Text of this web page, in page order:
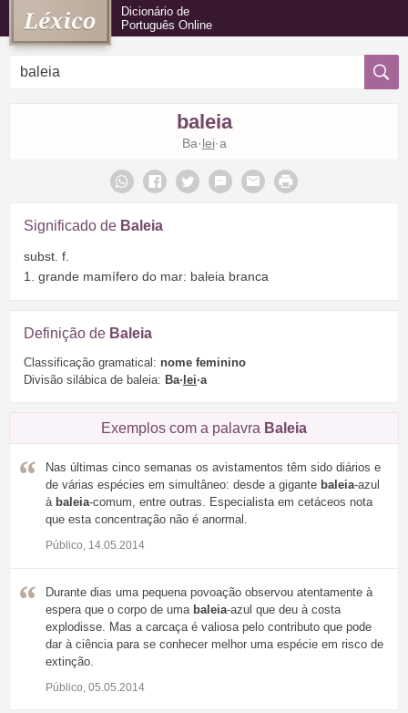
Dicionário de
Português Online
baleia
Ba·lei·a
Significado de Baleia
subst. f.
1. grande mamífero do mar: baleia branca
Definição de Baleia
Classificação gramatical: nome feminino
Divisão silábica de baleia: Ba·lei·a
Exemplos com a palavra Baleia
Nas últimas cinco semanas os avistamentos têm sido diários e
de várias espécies em simultâneo: desde a gigante baleia-azul
à baleia-comum, entre outras. Especialista em cetáceos nota
que esta concentração não é anormal.
Público, 14.05.2014
Durante dias uma pequena povoação observou atentamente à
espera que o corpo de uma baleia-azul que deu à costa
explodisse. Mas a carcaça é valiosa pelo contributo que pode
dar à ciência para se conhecer melhor uma espécie em risco de
extinção.
Público, 05.05.2014